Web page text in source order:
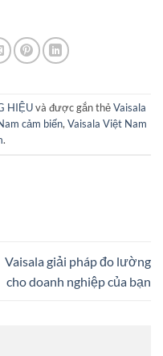
HIỆUvà được gắn thẻVaisala
cảm biến, Vaisala Việt Nam
.
Vaisala giải pháp đo lường
cho doanh nghiệp của bạn